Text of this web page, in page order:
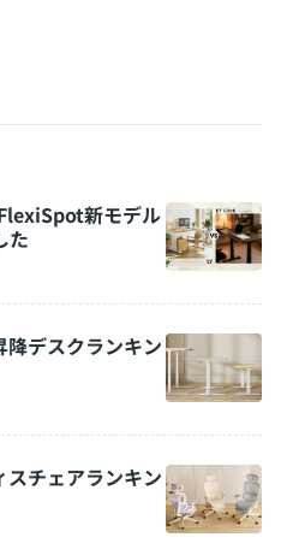
新モデル
た
デスクランキン
チェアランキン